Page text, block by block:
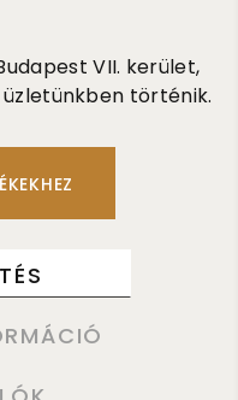
VII. kerület,
történik.